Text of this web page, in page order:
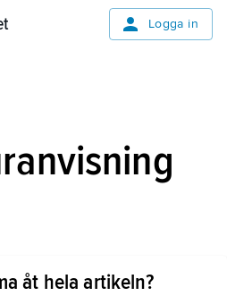
Logga in
åt hela artikeln?